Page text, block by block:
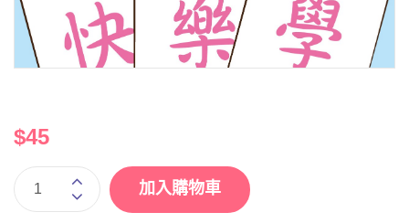
$45
加入購物車